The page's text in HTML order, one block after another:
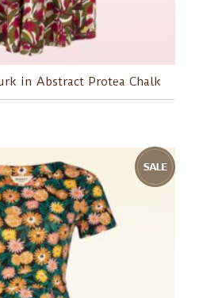
in Abstract Protea Chalk